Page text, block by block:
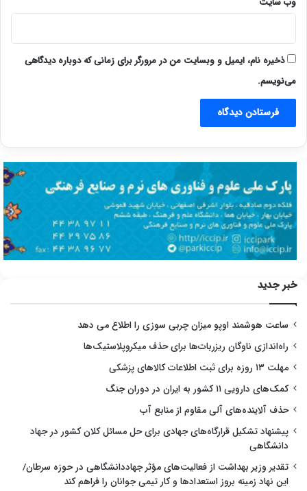
ذخیره نام، ایمیل و وبسایت من در مرورگر برای زمانی که دوباره دیدگاهی
می‌نویسم.
خبر جدید
ساعت هوشمند اوپو میزان چربی سوزی را اطلاع می دهد
راه‌اندازی ناوگان ریزربات‌ها برای حذف میکروپلاستیک‌ها
مهلت ۱۳ روزه برای ثبت اطلاعات کالاهای پزشکی
کمک‌های دارویی ۱۱ کشور به ایران در دوران جنگ
حذف آلاینده‌های آلی مقاوم از منابع آب
پیشنهاد تشکیل قرارگاه‌های جهادی برای حل مسائل کلان کشور در جهاد
دانشگاهی
تقدیر وزیر بهداشت از فعالیت‌های مؤثر جهاددانشگاهی در حوزه سرطان/
این نهاد زمینه بروز استعدادها و کار تیمی جوانان را فراهم کند